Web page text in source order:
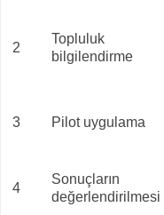
2
Topluluk
bilgilendirme
3 Pilot uygulama
4
Sonuçların
değerlendirilmesi